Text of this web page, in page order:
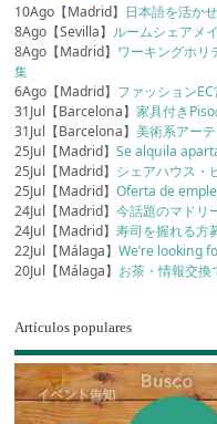
10Ago【Madrid】 日本語を活か
8Ago【Sevilla】 ルームシェアメ
8Ago【Madrid】 ワーキングホリ
集
6Ago【Madrid】 ファッション
31Jul【Barcelona】家具付き
31Jul【Barcelona】美術系アー
25Jul【Madrid】Se alquila
25Jul【Madrid】 シェアハウス・
25Jul【Madrid】Oferta de
24Jul【Madrid】今話題のマドリ
24Jul【Madrid】寿司を握れる方
22Jul【Málaga】We’re looking
20Jul【Málaga】 お茶・情報交
Artículos populares